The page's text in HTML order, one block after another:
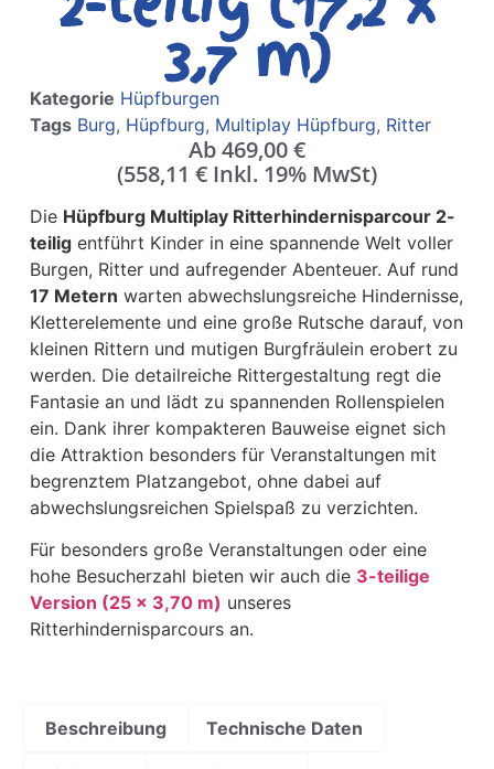
3,7 m)
Kategorie Hüpfburgen
Tags Burg, Hüpfburg, Multiplay Hüpfburg, Ritter
Ab469,00€
(558,11 € Inkl. 19% MwSt)
Die Hüpfburg Multiplay Ritterhindernisparcour 2-
teiligentführt Kinder in eine spannende Welt voller
Burgen, Ritter und aufregender Abenteuer. Auf rund
17 Metern warten abwechslungsreiche Hindernisse,
Kletterelemente und eine große Rutsche darauf, von
kleinen Rittern und mutigen Burgfräulein erobert zu
werden. Die detailreiche Rittergestaltung regt die
Fantasie an und lädt zu spannenden Rollenspielen
ein. Dank ihrer kompakteren Bauweise eignet sich
die Attraktion besonders für Veranstaltungen mit
begrenztem Platzangebot, ohne dabei auf
abwechslungsreichen Spielspaß zu verzichten.
Für besonders große Veranstaltungen oder eine
hohe Besucherzahl bieten wir auch die 3-teilige
Version (25 × 3,70 m) unseres
Ritterhindernisparcours an.
Beschreibung Technische Daten